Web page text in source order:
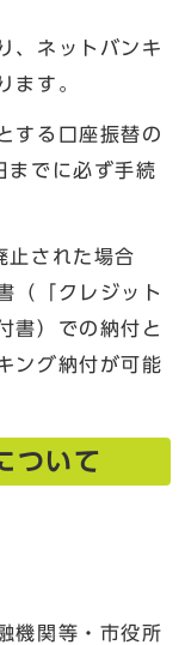
、ネットバンキ
ます。
する口座振替の
までに必ず手続
止された場合
（「クレジット
書）での納付と
ング納付が可能
ついて
機関等・市役所